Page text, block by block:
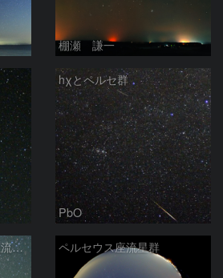
棚瀬 謙一
hχとペルセ群
PbO
2021/8/13 ペルセウス座流星群 ペルセウス座流星群